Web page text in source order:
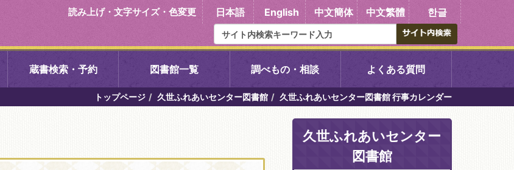
読み上げ・文字サイズ・色変更 日本語 English 中文簡体 中文繁體 한글
蔵書検索・予約 図書館一覧
右京中央図書館 伏見中央図書館 醍醐中央図書館
東山図書館
調べもの・相談 よくある質問
トップページ 久世ふれあいセンター図書館 久世ふれあいセンター図書館 行事カレンダー
久世ふれあいセンター
図書館